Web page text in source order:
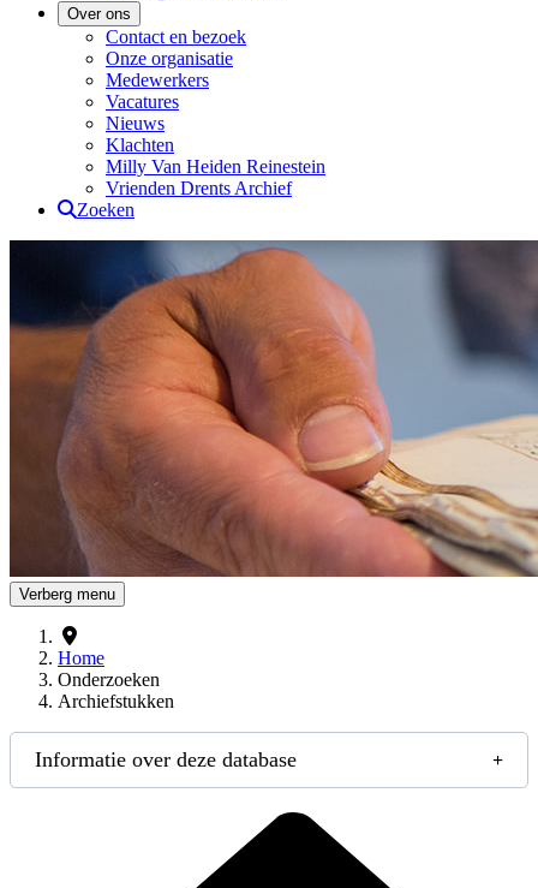
Over ons
Contact en bezoek
Onze organisatie
Medewerkers
Vacatures
Nieuws
Klachten
Milly Van Heiden Reinestein
Vrienden Drents Archief
Zoeken
Drents Archief
Verberg menu
Home
Onderzoeken
Archiefstukken
Informatie over deze database